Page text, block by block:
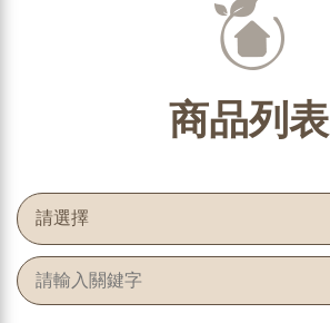
商品列表